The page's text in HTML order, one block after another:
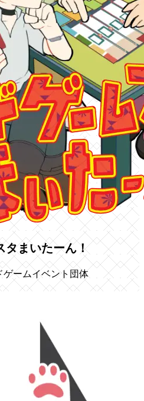
タまいたーん！
ームイベント団体